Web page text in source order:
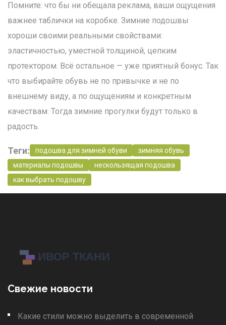
Помните: что бы ни обещала реклама, ваши ощущения
важнее таблички на коробке. Зимние подошвы
хороши своими реальными свойствами:
эластичностью, уместной толщиной, цепким
протектором. Всё остальное — уже приятный бонус. Так
что выбирайте обувь не по привычке и не по
внешнему виду, а по ощущениям и конкретным
качествам. Тогда зимние прогулки будут только в
радость.
Теги: подошва для зимней обуви
зимняя обувь
материалы подошвы
нескользящая подошва
как выбрать подошву
Свежие новости
Какие стили можно выделить в современной